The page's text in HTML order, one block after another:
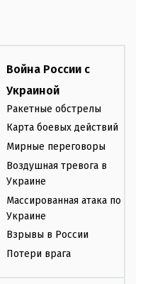
Война России с
Украиной
Ракетные обстрелы
Карта боевых действий
Мирные переговоры
Воздушная тревога в
Украине
Массированная атака по
Украине
Взрывы в России
Потери врага